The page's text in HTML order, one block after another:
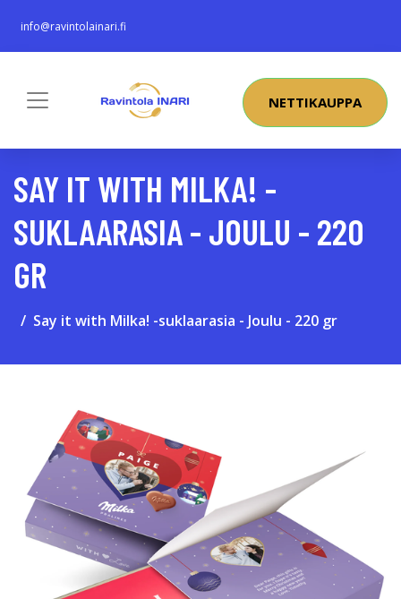
info@ravintolainari.fi
NETTIKAUPPA
SAY IT WITH MILKA! -
SUKLAARASIA - JOULU - 220
GR
Say it with Milka! -suklaarasia - Joulu - 220 gr